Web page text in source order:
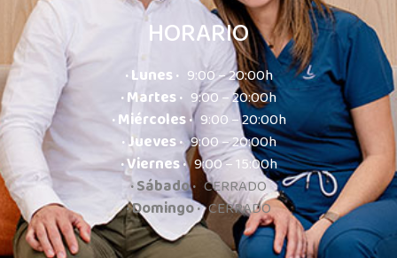
HORARIO
· Lunes · 9:00 – 20:00h
· Martes · 9:00 – 20:00h
· Miércoles ·9:00 – 20:00h
· Jueves ·9:00 – 20:00h
· Viernes ·9:00 – 15:00h
· Sábado · CERRADO
· Domingo ·CERRADO